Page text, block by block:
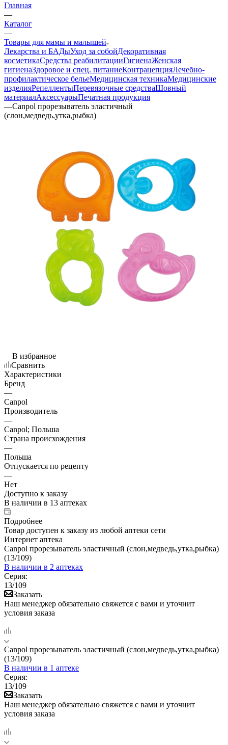
Главная
—
Каталог
—
Товары для мамы и малышей
Лекарства и БАДыУход за собойДекоративная
косметикаСредства реабилитацииГигиенаЖенская
гигиенаЗдоровое и спец. питаниеКонтрацепцияЛечебно-
профилактическое бельеМедицинская техникаМедицинские
изделияРепеллентыПеревязочные средстваШовный
материалАксессуарыПечатная продукция
—Canpol прорезыватель эластичный
(слон,медведь,утка,рыбка)
В избранное
Сравнить
Характеристики
Бренд
—
Canpol
Производитель
—
Canpol; Польша
Страна происхождения
—
Польша
Отпускается по рецепту
—
Нет
Доступно к заказу
В наличии в 13 аптеках
Подробнее
Товар доступен к заказу из любой аптеки сети
Интернет аптека
Canpol прорезыватель эластичный (слон,медведь,утка,рыбка)
(13/109)
В наличии в 2 аптеках
Серия:
13/109
Заказать
Наш менеджер обязательно свяжется с вами и уточнит
условия заказа
Canpol прорезыватель эластичный (слон,медведь,утка,рыбка)
(13/109)
В наличии в 1 аптеке
Серия:
13/109
Заказать
Наш менеджер обязательно свяжется с вами и уточнит
условия заказа